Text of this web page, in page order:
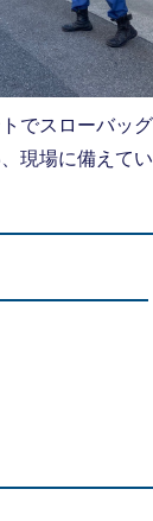
でスローバッグ
現場に備えてい